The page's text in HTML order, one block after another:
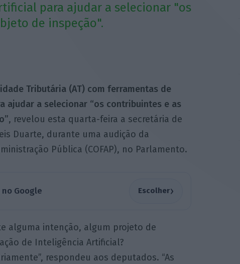
para ajudar a selecionar "os
de inspeção".
Tributária (AT) com ferramentas de
ajudar a selecionar “os contribuintes e as
, revelou esta quarta-feira a secretária de
Duarte, durante uma audição da
Pública (COFAP), no Parlamento.
Google Escolher›
alguma intenção, algum projeto de
de Inteligência Artificial?
respondeu aos deputados. “As